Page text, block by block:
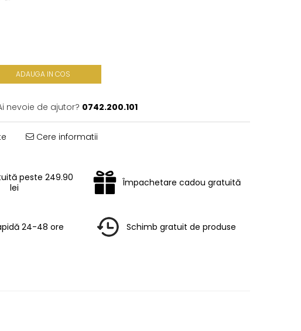
ADAUGA IN COS
nevoie de ajutor? 0742.200.101
Cere informatii
peste 249.90
lei
Împachetare cadou gratuită
24-48 ore Schimb gratuit de produse